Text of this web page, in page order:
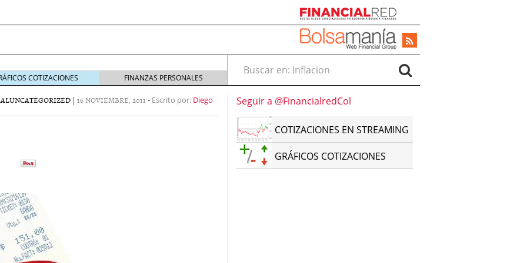
digital en el mundo del headhunting:
de talento
digital en el mundo del headhunting:
de talento
¿pueden ser un refugio ante la inflación?
COTIZACIONES FINANZAS PERSONALES
Buscar en:
UNCATEGORIZED | 16 NOVIEMBRE, 2011 - Escrito por: Diego
Seguir a @FinancialredCol
COTIZACIONES EN STREAMING
GRÁFICOS COTIZACIONES